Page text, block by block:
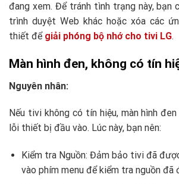
đang xem. Để tránh tình trạng này, bạn
trình duyệt Web khác hoặc xóa các
thiết để giải phóng bộ nhớ cho tivi LG.
Màn hình đen, không có tín
Nguyên nhân:
Nếu tivi không có tín hiệu, màn hình
lỗi thiết bị đầu vào. Lúc này, bạn nên:
Kiểm tra Nguồn: Đảm bảo tivi đã
vào phím menu để kiểm tra nguồn đã